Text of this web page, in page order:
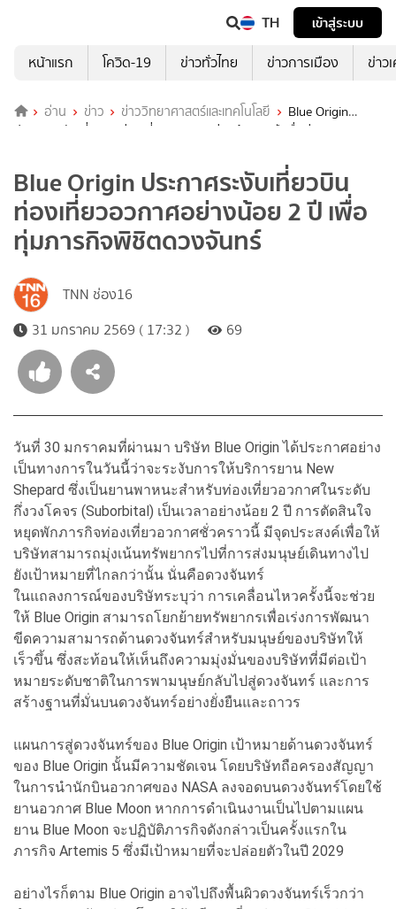
TH
เข้าสู่ระบบ
หน้าแรก
โควิด-19 ข่าวทั่วไทย ข่าวการเมือง ข่าว
อ่าน ข่าว ข่าววิทยาศาสตร์และเทคโนโลยี
Blue Origin
ประกาศระงับเที่ยวบินท่องเที่ยวอวกาศอย่างน้อย 2 ปี เพื่อทุ่มภารกิจพิชิต
Blue Origin ประกาศระงับเที่ยวบิน
ท่องเที่ยวอวกาศอย่างน้อย 2 ปี เพื่อ
ทุ่มภารกิจพิชิตดวงจันทร์
TNN ช่อง16
31 มกราคม 2569 ( 17:32 )
69
วันที่ 30 มกราคมที่ผ่านมา บริษัท Blue Origin ได้ประกาศอย่าง
เป็นทางการในวันนี้ว่าจะระงับการให้บริการยาน New
Shepard ซึ่งเป็นยานพาหนะสำหรับท่องเที่ยวอวกาศในระดับ
กึ่งวงโคจร (Suborbital) เป็นเวลาอย่างน้อย 2 ปี การตัดสินใจ
หยุดพักภารกิจท่องเที่ยวอวกาศชั่วคราวนี้ มีจุดประสงค์เพื่อให้
บริษัทสามารถมุ่งเน้นทรัพยากรไปที่การส่งมนุษย์เดินทางไป
ยังเป้าหมายที่ไกลกว่านั้น นั่นคือดวงจันทร์
ในแถลงการณ์ของบริษัทระบุว่า การเคลื่อนไหวครั้งนี้จะช่วย
ให้ Blue Origin สามารถโยกย้ายทรัพยากรเพื่อเร่งการพัฒนา
ขีดความสามารถด้านดวงจันทร์สำหรับมนุษย์ของบริษัทให้
เร็วขึ้น ซึ่งสะท้อนให้เห็นถึงความมุ่งมั่นของบริษัทที่มีต่อเป้า
หมายระดับชาติในการพามนุษย์กลับไปสู่ดวงจันทร์ และการ
สร้างฐานที่มั่นบนดวงจันทร์อย่างยั่งยืนและถาวร
แผนการสู่ดวงจันทร์ของ Blue Origin เป้าหมายด้านดวงจันทร์
ของ Blue Origin นั้นมีความชัดเจน โดยบริษัทถือครองสัญญา
ในการนำนักบินอวกาศของ NASA ลงจอดบนดวงจันทร์โดยใช้
ยานอวกาศ Blue Moon หากการดำเนินงานเป็นไปตามแผน
ยาน Blue Moon จะปฏิบัติภารกิจดังกล่าวเป็นครั้งแรกใน
ภารกิจ Artemis 5 ซึ่งมีเป้าหมายที่จะปล่อยตัวในปี 2029
อย่างไรก็ตาม Blue Origin อาจไปถึงพื้นผิวดวงจันทร์เร็วกว่า